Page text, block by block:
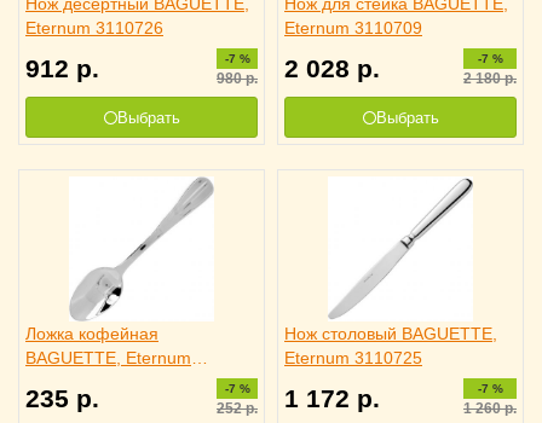
Eternum 3110726
912 р. -7 %
980р.
Выбрать
Eternum 3110709
2 028 р. -7 %
2 180р.
Выбрать
Ложка кофейная
BAGUETTE, Eternum
235 р. -7 %
252р.
Нож столовый BAGUETTE,
Eternum 3110725
1 172 р. -7 %
1 260р.